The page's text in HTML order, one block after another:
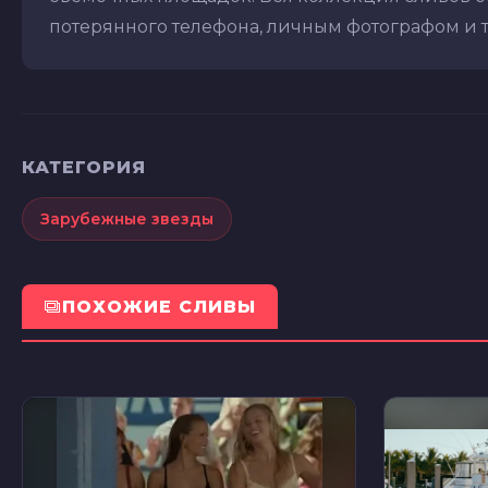
потерянного телефона, личным фотографом и
КАТЕГОРИЯ
Зарубежные звезды
ПОХОЖИЕ СЛИВЫ